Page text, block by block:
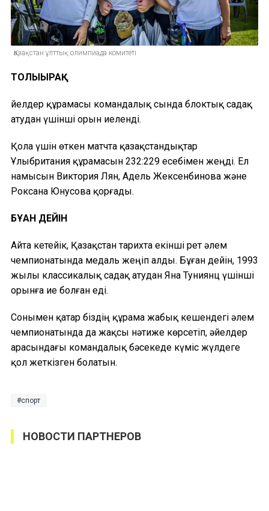
Қазақстан ұлттық олимпиада комитеті
ТОЛЫҒЫРАҚ
Әйелдер құрамасы командалық сында блоктық садақ
атудан үшінші орын иеленді.
Қола үшін өткен матчта қазақстандықтар
Ұлыбритания құрамасын 232:229 есебімен жеңді. Ел
намысын Виктория Лян, Адель Жексенбинова және
Роксана Юнусова қорғады.
БҰҒАН ДЕЙІН
Айта кетейік, Қазақстан тарихта екінші рет әлем
чемпионатында медаль жеңіп алды. Бұған дейін, 1993
жылы классикалық садақ атудан Яна Туниянц үшінші
орынға ие болған еді.
Сонымен қатар біздің құрама жабық кешендегі әлем
чемпионатында да жақсы нәтиже көрсетіп, әйелдер
арасындағы командалық бәсекеде күміс жүлдеге
қол жеткізген болатын.
спорт
НОВОСТИ ПАРТНЕРОВ